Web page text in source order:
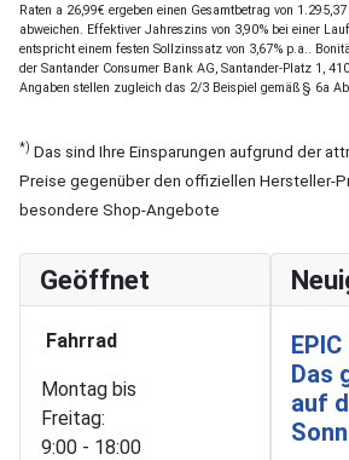
Raten a 26,99€ ergeben einen Gesamtbetrag von
abweichen. Effektiver Jahreszins von 3,90% bei einer
entspricht einem festen Sollzinssatz von 3,67% p.a..
der Santander Consumer Bank AG, Santander-Platz 1,
Angaben stellen zugleich das 2/3 Beispiel gemäß § 6a
*) Das sind Ihre Einsparungen aufgrund der
Preise gegenüber den offiziellen Hersteller-
besondere Shop-Angebote
Geöffnet
Fahrrad
Montag bis
Freitag:
9:00 - 18:00
Das
auf